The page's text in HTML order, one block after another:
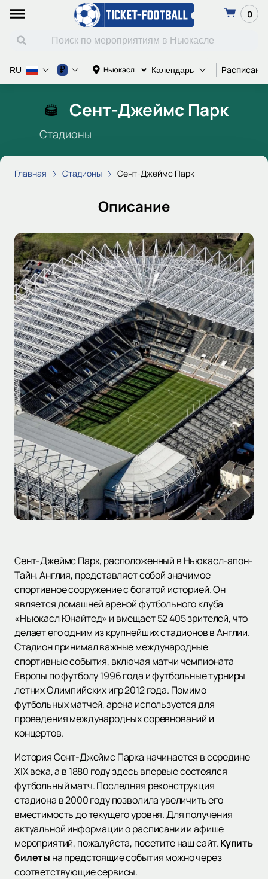
0
Ньюкасл Календарь
RU ₽
Сент-Джеймс Парк
Стадионы
Главная Стадионы Сент-Джеймс Парк
Описание
Сент-Джеймс Парк, расположенный в Ньюкасл-апон-
Тайн, Англия, представляет собой значимое
спортивное сооружение с богатой историей. Он
является домашней ареной футбольного клуба
«Ньюкасл Юнайтед» и вмещает 52 405 зрителей, что
делает его одним из крупнейших стадионов в Англии.
Стадион принимал важные международные
спортивные события, включая матчи чемпионата
Европы по футболу 1996 года и футбольные турниры
летних Олимпийских игр 2012 года. Помимо
футбольных матчей, арена используется для
проведения международных соревнований и
концертов.
История Сент-Джеймс Парка начинается в середине
XIX века, а в 1880 году здесь впервые состоялся
футбольный матч. Последняя реконструкция
стадиона в 2000 году позволила увеличить его
вместимость до текущего уровня. Для получения
актуальной информации о расписании и афише
мероприятий, пожалуйста, посетите наш сайт. Купить
билеты на предстоящие события можно через
соответствующие сервисы.